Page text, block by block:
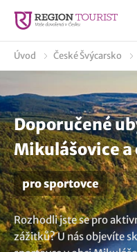
Úvod České Švýcarsko
Doporučené
Mikulášovice a
pro sportovce
Rozhodli jste se pro
zážitků? U nás objevíte